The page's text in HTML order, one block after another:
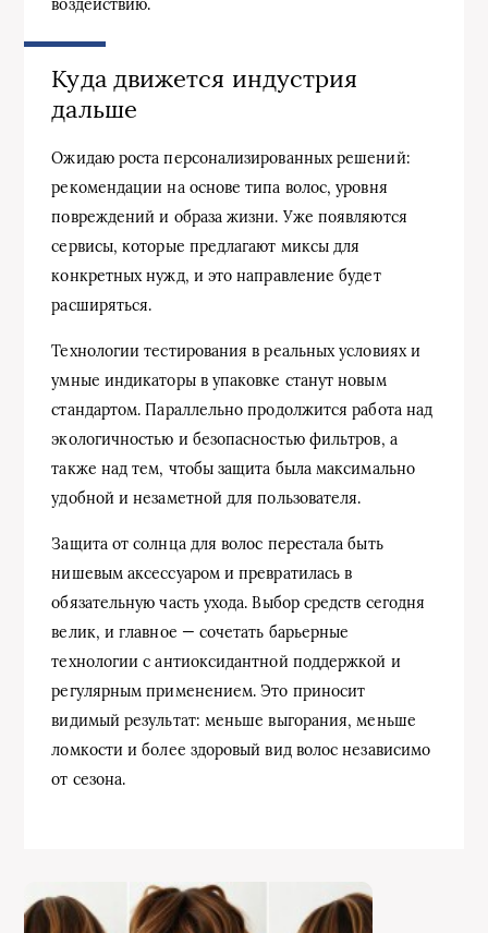
Куда движется индустрия
дальше
Ожидаю роста персонализированных решений:
рекомендации на основе типа волос, уровня
повреждений и образа жизни. Уже появляются
сервисы, которые предлагают миксы для
конкретных нужд, и это направление будет
расширяться.
Технологии тестирования в реальных условиях и
умные индикаторы в упаковке станут новым
стандартом. Параллельно продолжится работа над
экологичностью и безопасностью фильтров, а
также над тем, чтобы защита была максимально
удобной и незаметной для пользователя.
Защита от солнца для волос перестала быть
нишевым аксессуаром и превратилась в
обязательную часть ухода. Выбор средств сегодня
велик, и главное — сочетать барьерные
технологии с антиоксидантной поддержкой и
регулярным применением. Это приносит
видимый результат: меньше выгорания, меньше
ломкости и более здоровый вид волос независимо
от сезона.